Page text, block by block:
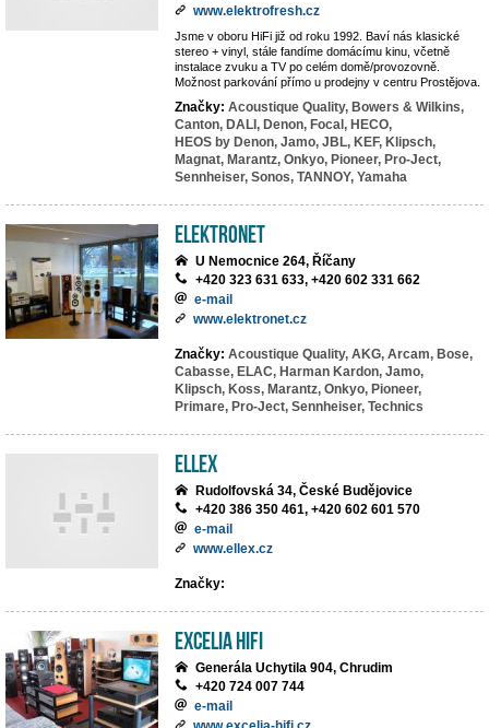
www.elektrofresh.cz
Jsme v oboru HiFi již od roku 1992. Baví nás klasické
stereo + vinyl, stále fandíme domácímu kinu, včetně
instalace zvuku a TV po celém domě/provozovně.
Možnost parkování přímo u prodejny v centru Prostějova.
Značky: Acoustique Quality, Bowers & Wilkins,
Canton, DALI, Denon, Focal, HECO,
HEOS by Denon, Jamo, JBL, KEF, Klipsch,
Magnat, Marantz, Onkyo, Pioneer, Pro-Ject,
Sennheiser, Sonos, TANNOY, Yamaha
ElektroNet
U Nemocnice 264, Říčany
+420 323 631 633, +420 602 331 662
e-mail
www.elektronet.cz
Značky: Acoustique Quality, AKG, Arcam, Bose,
Cabasse, ELAC, Harman Kardon, Jamo,
Klipsch, Koss, Marantz, Onkyo, Pioneer,
Primare, Pro-Ject, Sennheiser, Technics
ELLEX
Rudolfovská 34, České Budějovice
+420 386 350 461, +420 602 601 570
e-mail
www.ellex.cz
Značky:
EXCELIA HIFI
Generála Uchytila 904, Chrudim
+420 724 007 744
e-mail